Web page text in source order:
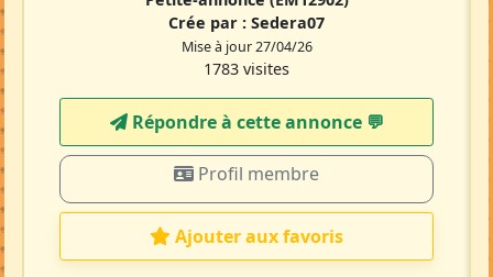
Crée par : Sedera07
Mise à jour 27/04/26
1783 visites
Répondre à cette annonce 💬​
Profil membre
Ajouter aux favoris